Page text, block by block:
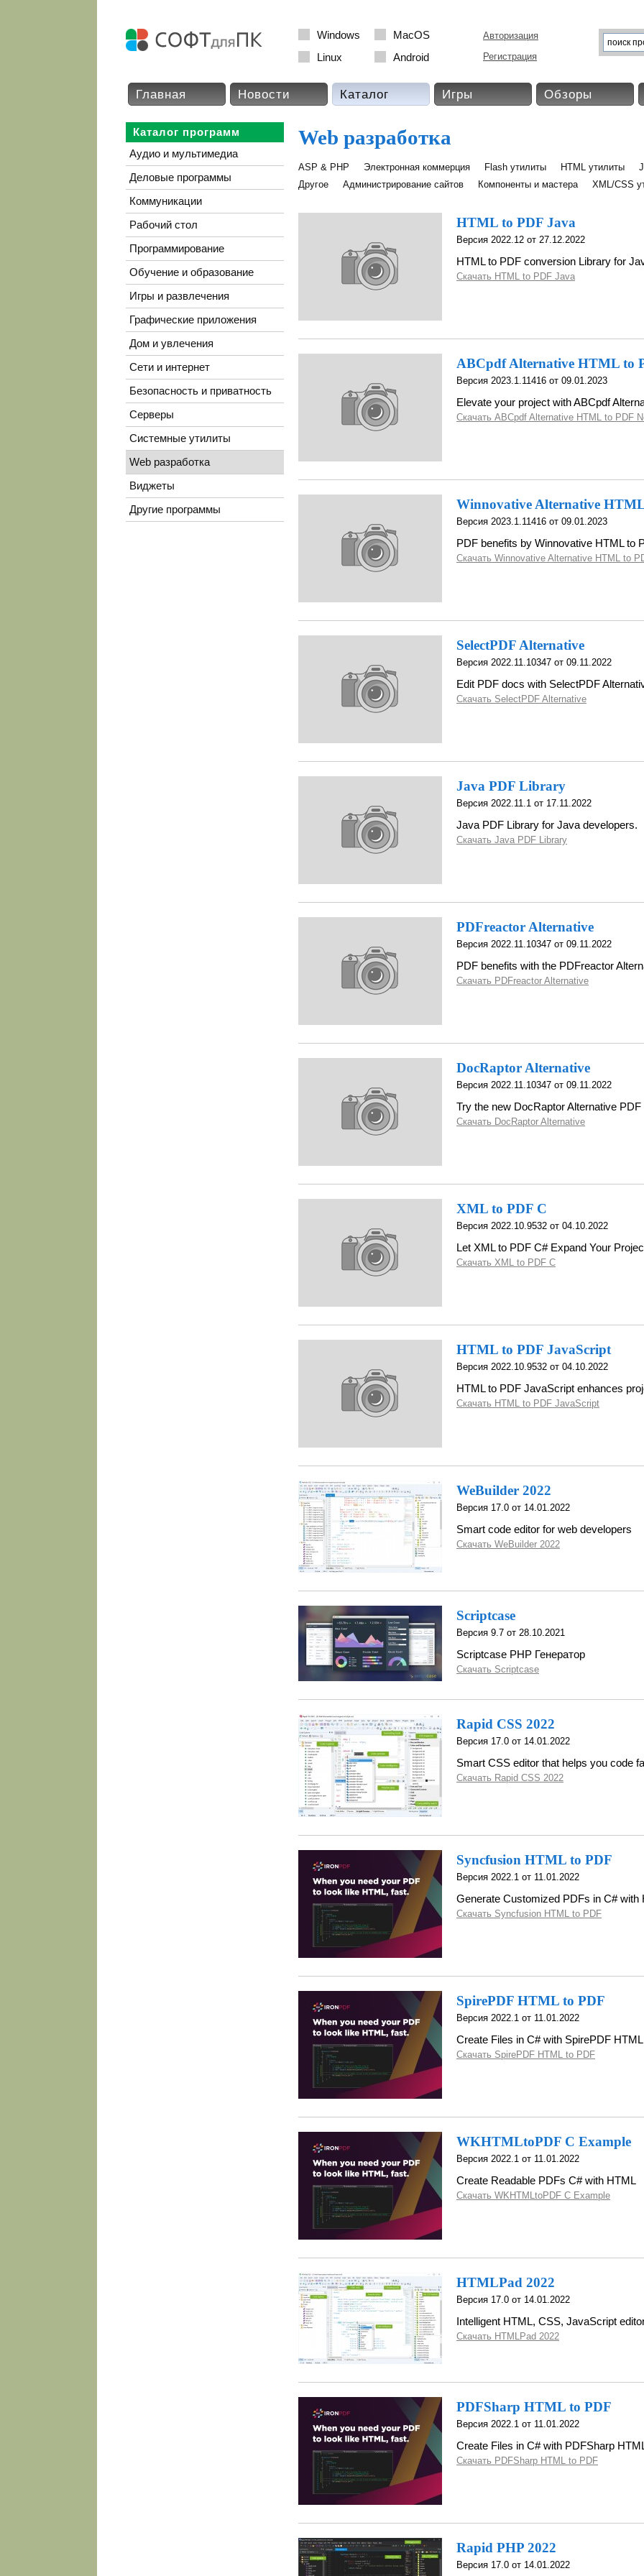
Windows
MacOS
Linux
Android
Авторизация
Регистрация
Главная Новости Каталог Игры Обзоры
Каталог программ
Аудио и мультимедиа
Деловые программы
Коммуникации
Рабочий стол
Программирование
Обучение и образование
Игры и развлечения
Графические приложения
Дом и увлечения
Сети и интернет
Безопасность и приватность
Серверы
Системные утилиты
Web разработка
Виджеты
Другие программы
Web разработка
ASP & PHP Электронная коммерция Flash утилиты HTML утилиты
Другое
Администрирование сайтов Компоненты и мастера XML/CSS
HTML to PDF Java
Версия 2022.12 от 27.12.2022
HTML to PDF conversion Library for
Скачать HTML to PDF Java
ABCpdf Alternative HTML to
Версия 2023.1.11416 от 09.01.2023
Elevate your project with ABCpdf
Скачать ABCpdf Alternative HTML to PDF
Winnovative Alternative
Версия 2023.1.11416 от 09.01.2023
PDF benefits by Winnovative HTML to
Скачать Winnovative Alternative HTML to
SelectPDF Alternative
Версия 2022.11.10347 от 09.11.2022
Edit PDF docs with SelectPDF
Скачать SelectPDF Alternative
Java PDF Library
Версия 2022.11.1 от 17.11.2022
Java PDF Library for Java developers.
Скачать Java PDF Library
PDFreactor Alternative
Версия 2022.11.10347 от 09.11.2022
PDF benefits with the PDFreactor
Скачать PDFreactor Alternative
DocRaptor Alternative
Версия 2022.11.10347 от 09.11.2022
Try the new DocRaptor Alternative PDF
Скачать DocRaptor Alternative
XML to PDF C
Версия 2022.10.9532 от 04.10.2022
Let XML to PDF C# Expand Your
Скачать XML to PDF C
HTML to PDF JavaScript
Версия 2022.10.9532 от 04.10.2022
HTML to PDF JavaScript enhances
Скачать HTML to PDF JavaScript
WeBuilder 2022
Версия 17.0 от 14.01.2022
Smart code editor for web developers
Скачать WeBuilder 2022
Scriptcase
Версия 9.7 от 28.10.2021
Scriptcase PHP Генератор
Скачать Scriptcase
Rapid CSS 2022
Версия 17.0 от 14.01.2022
Smart CSS editor that helps you code
Скачать Rapid CSS 2022
Syncfusion HTML to PDF
Версия 2022.1 от 11.01.2022
Generate Customized PDFs in C# with
Скачать Syncfusion HTML to PDF
SpirePDF HTML to PDF
Версия 2022.1 от 11.01.2022
Create Files in C# with SpirePDF
Скачать SpirePDF HTML to PDF
WKHTMLtoPDF C Example
Версия 2022.1 от 11.01.2022
Create Readable PDFs C# with HTML
Скачать WKHTMLtoPDF C Example
HTMLPad 2022
Версия 17.0 от 14.01.2022
Intelligent HTML, CSS, JavaScript
Скачать HTMLPad 2022
PDFSharp HTML to PDF
Версия 2022.1 от 11.01.2022
Create Files in C# with PDFSharp
Скачать PDFSharp HTML to PDF
Rapid PHP 2022
Версия 17.0 от 14.01.2022